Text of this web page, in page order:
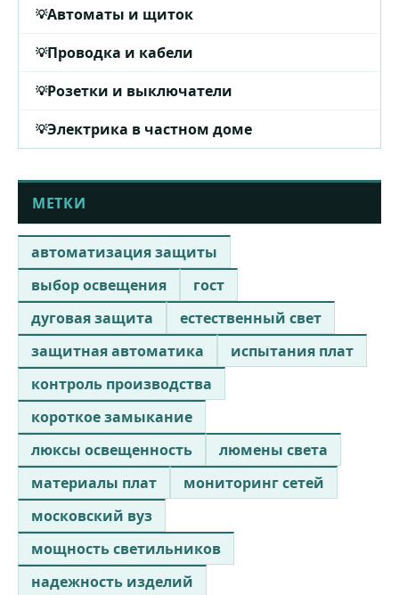
Автоматы и щиток
Проводка и кабели
Розетки и выключатели
Электрика в частном доме
МЕТКИ
автоматизация защиты
выбор освещения
гост
дуговая защита
естественный свет
защитная автоматика
испытания плат
контроль производства
короткое замыкание
люксы освещенность
люмены света
материалы плат
мониторинг сетей
московский вуз
мощность светильников
надежность изделий